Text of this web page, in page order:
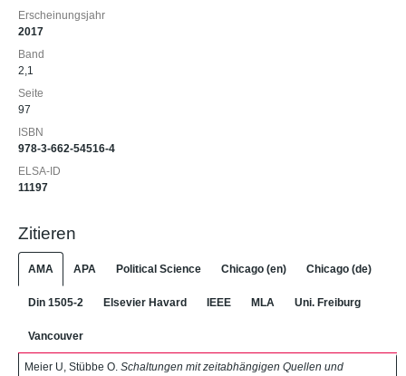
Erscheinungsjahr
2017
Band
2,1
Seite
97
ISBN
978-3-662-54516-4
ELSA-ID
11197
Zitieren
AMA APA Political Science Chicago (en) Chicago (de)
Din 1505-2 Elsevier Havard IEEE MLA Uni. Freiburg
Vancouver
Meier U, Stübbe O. Schaltungen mit zeitabhängigen Quellen und